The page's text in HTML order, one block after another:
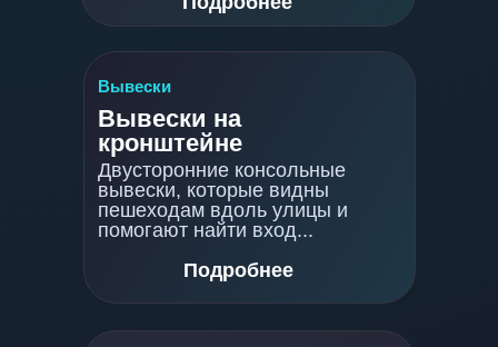
Вывески на
кронштейне
Вывески
Двусторонние консольные
вывески, которые видны
пешеходам вдоль улицы и
помогают найти вход...
Подробнее